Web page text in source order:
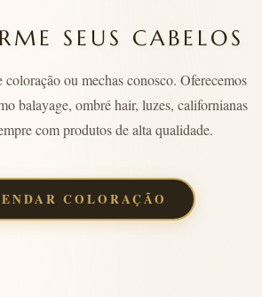
SEUS CABELOS
coloração ou mechas conosco. Oferecemos
balayage, ombré hair, luzes, californianas
com produtos de alta qualidade.
COLORAÇÃO